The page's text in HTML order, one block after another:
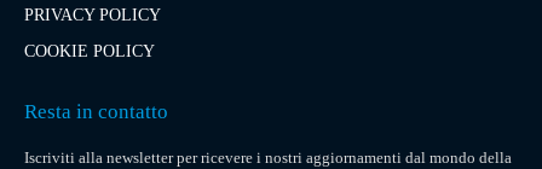
PRIVACY POLICY
COOKIE POLICY
Resta in contatto
Iscriviti alla newsletter per ricevere i nostri aggiornamenti dal mondo della